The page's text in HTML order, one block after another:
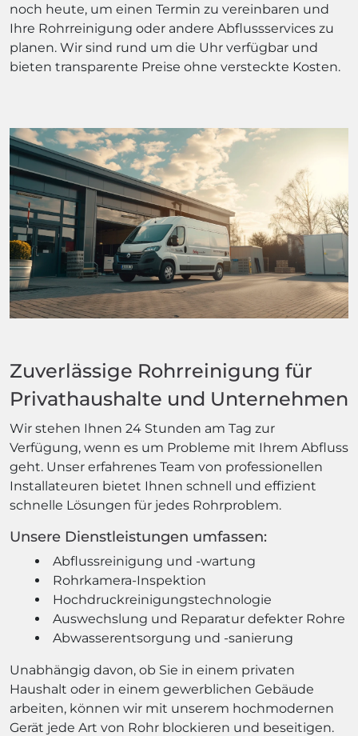
noch heute, um einen Termin zu vereinbaren und
Ihre Rohrreinigung oder andere Abflussservices zu
planen. Wir sind rund um die Uhr verfügbar und
bieten transparente Preise ohne versteckte Kosten.
Zuverlässige Rohrreinigung für
Privathaushalte und Unternehmen
Wir stehen Ihnen 24 Stunden am Tag zur
Verfügung, wenn es um Probleme mit Ihrem Abfluss
geht. Unser erfahrenes Team von professionellen
Installateuren bietet Ihnen schnell und effizient
schnelle Lösungen für jedes Rohrproblem.
Unsere Dienstleistungen umfassen:
Abflussreinigung und -wartung
Rohrkamera-Inspektion
Hochdruckreinigungstechnologie
Auswechslung und Reparatur defekter Rohre
Abwasserentsorgung und -sanierung
Unabhängig davon, ob Sie in einem privaten
Haushalt oder in einem gewerblichen Gebäude
arbeiten, können wir mit unserem hochmodernen
Gerät jede Art von Rohr blockieren und beseitigen.